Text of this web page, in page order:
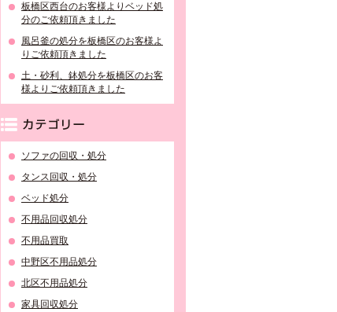
板橋区西台のお客様よりベッド処
分のご依頼頂きました
風呂釜の処分を板橋区のお客様よ
りご依頼頂きました
土・砂利、鉢処分を板橋区のお客
様よりご依頼頂きました
ソファの回収・処分
タンス回収・処分
ベッド処分
不用品回収処分
不用品買取
中野区不用品処分
北区不用品処分
家具回収処分